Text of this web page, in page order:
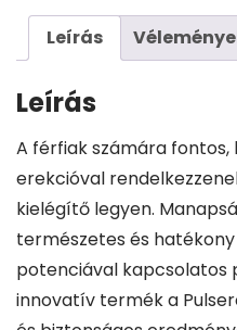
Leírás
Leírás
A férfiak számára
erekcióval
kielégítő legyen.
természetes és
potenciával kapcsolatos
innovatív termék a